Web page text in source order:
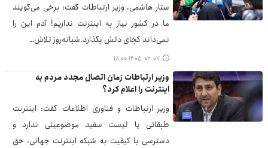
ستار هاشمی، وزیر ارتباطات گفت: برخی می‌گویند
ما در کشور نیاز به اینترنت نداریم! آدم این را
نمی‌داند کجای دلش بگذارد.شبانه‌روز تلاش…
۱۴۰۵-۰۲-۰۷ ۱۸:۰۰
وزیر ارتباطات زمان اتصال مجدد مردم به
اینترنت را اعلام کرد؟
وزیر ارتباطات و فناوری اطلاعات گفت: اینترنت
طبقاتی یا لیست سفید موضوعیتی ندارد و
دسترسی با کیفیت به شبکه اینترنت جهانی، حق